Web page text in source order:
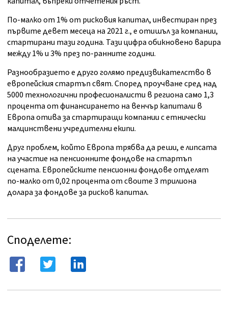
По-малко от 1% от рисковия капитал, инвестиран през
първите девет месеца на 2021 г., е отишъл за компании,
стартирани тази година. Тази цифра обикновено варира
между 1% и 3% през по-ранните години.
Разнообразието е друго голямо предизвикателство в
европейския стартъп свят. Според проучване сред над
5000 технологични професионалисти в региона само 1,3
процента от финансирането на венчър капитали в
Европа отива за стартиращи компании с етнически
малцинствени учредителни екипи.
Друг проблем, който Европа трябва да реши, е липсата
на участие на пенсионните фондове на стартъп
сцената. Европейските пенсионни фондове отделят
по-малко от 0,02 процента от своите 3 трилиона
долара за фондове за рисков капитал.
Споделете: